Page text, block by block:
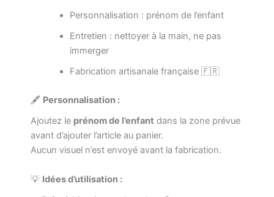
Personnalisation : prénom de l’enfant
Entretien : nettoyer à la main, ne pas
immerger
Fabrication artisanale française 🇫🇷
🖋️ Personnalisation :
Ajoutez le prénom de l’enfant dans la zone prévue
avant d’ajouter l’article au panier.
Aucun visuel n’est envoyé avant la fabrication.
💡 Idées d’utilisation :